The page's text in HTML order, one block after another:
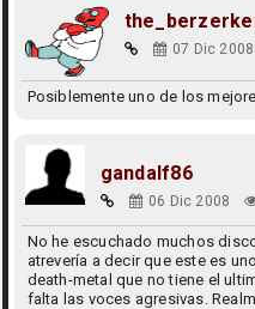
07 Dic 2008
Posiblemente uno de los
gandalf86
06 Dic 2008
No he escuchado muchos
atrevería a decir que este es
death-metal que no tiene el
falta las voces agresivas.